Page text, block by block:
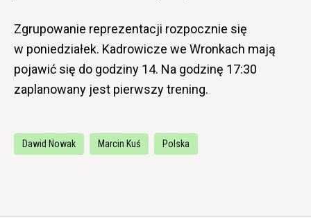
Zgrupowanie reprezentacji rozpocznie się
w poniedziałek. Kadrowicze we Wronkach mają
pojawić się do godziny 14. Na godzinę 17:30
zaplanowany jest pierwszy trening.
Dawid Nowak Marcin Kuś Polska